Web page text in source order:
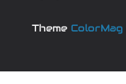
Theme ColorMag